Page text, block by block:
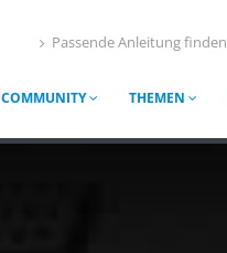
Passende Anleitung finden
COMMUNITY THEMEN